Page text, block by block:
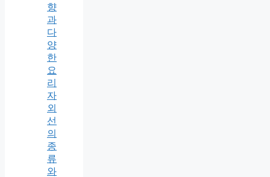
향
과
다
양
한
요
리
자
외
선
의
종
류
와